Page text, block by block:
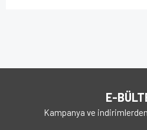
E-
Kampanya ve